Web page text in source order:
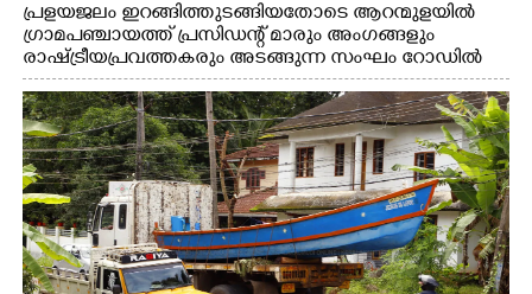
പ്രളയജലം ഇറങ്ങിത്തുടങ്ങിയതോടെ ആറന്മുളയിൽ
ഗ്രാമപഞ്ചായത്ത് പ്രസിഡന്റ് മാരും അംഗങ്ങളും
രാഷ്ട്രീയപ്രവത്തകരും അടങ്ങുന്ന സംഘം റോഡിൽ
അടിഞ്ഞ് കൂടിയ ചെളിയും മണ്ണും മറ്റ് മാലിന്യങ്ങളും
നീക്കം ചെയ്യുന്നു.